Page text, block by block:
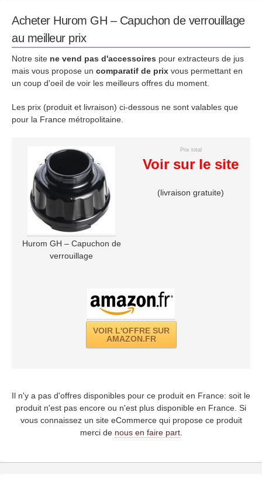
Acheter Hurom GH – Capuchon de verrouillage
au meilleur prix
Notre site ne vend pas d'accessoires pour extracteurs de jus
mais vous propose un comparatif de prix vous permettant en
un coup d'oeil de voir les meilleurs offres du moment.
Les prix (produit et livraison) ci-dessous ne sont valables que
pour la France métropolitaine.
Hurom GH – Capuchon de
verrouillage
Prix total
Voir sur le site
(livraison gratuite)
VOIR L'OFFRE SUR
AMAZON.FR
Il n'y a pas d'offres disponibles pour ce produit en France: soit le
produit n'est pas encore ou n'est plus disponible en France. Si
vous connaissez un site eCommerce qui propose ce produit
merci de nous en faire part.